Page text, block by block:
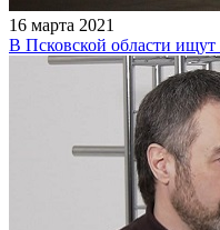
16 марта 2021
В Псковской области ищут